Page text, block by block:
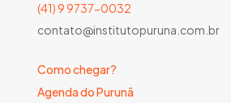
(41) 9 9737-0032
contato@institutopuruna.com.br
Como chegar?
Agenda do Purunã